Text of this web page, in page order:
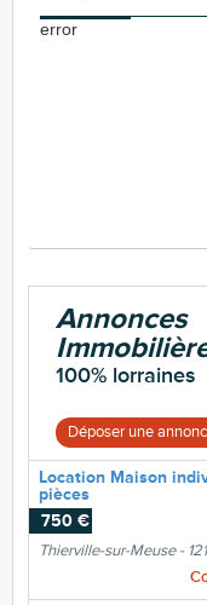
error
Annonces
100% lorraines
Déposer une
Location Maison
pièces
750 €
Thierville-sur-Meuse -